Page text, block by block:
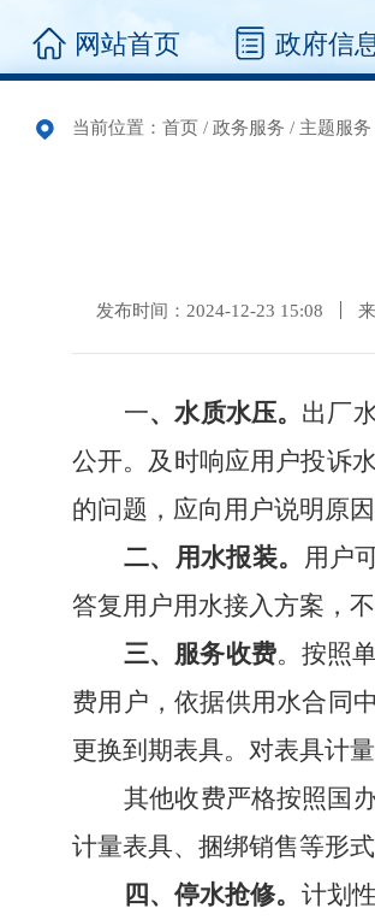
网站首页 政府信
当前位置： 首页 / 政务服务 / 主题服务
发布时间：2024-12-23 15:08
一、水质水压。 出厂
公开。及时响应用户投诉
的问题，应向用户说明原
二、用水报装。
用户
答复用户用水接入方案，
三、服务收费。按照
费用户，依据供用水合同
更换到期表具。对表具计
其他收费严格按照国
计量表具、捆绑销售等形
四、停水抢修。 计划